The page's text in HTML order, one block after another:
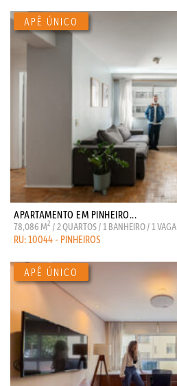
APARTAMENTO EM PINHEIRO...
78,086 M2 / 2 QUARTOS / 1 BANHEIRO / 1 VAGA
RU: 10044 - PINHEIROS